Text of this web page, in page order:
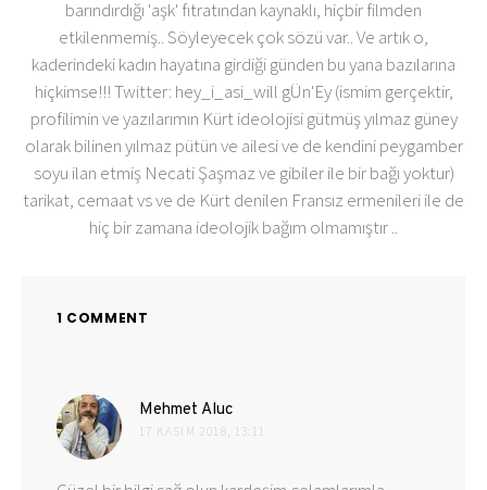
barındırdığı 'aşk' fıtratından kaynaklı, hiçbir filmden
etkilenmemiş.. Söyleyecek çok sözü var.. Ve artık o,
kaderindeki kadın hayatına girdiği günden bu yana bazılarına
hiçkimse!!! Twitter: hey_i_asi_will gÜn'Ey (ismim gerçektir,
profilimin ve yazılarımın Kürt ideolojisi gütmüş yılmaz güney
olarak bilinen yılmaz pütün ve ailesi ve de kendini peygamber
soyu ilan etmiş Necati Şaşmaz ve gibiler ile bir bağı yoktur)
tarikat, cemaat vs ve de Kürt denilen Fransız ermenileri ile de
hiç bir zamana ideolojik bağım olmamıştır ..
1 COMMENT
Mehmet Aluc
ki:
17 KASIM 2018, 13:11